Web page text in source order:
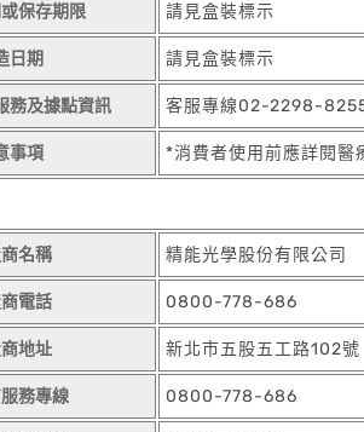
保存期限 請見盒裝標示
日期 請見盒裝標示
務及據點資訊 客服專線02-2298-
事項 *消費者使用前應詳閱醫
名稱 精能光學股份有限公司
電話 0800-778-686
地址 新北市五股五工路102號
務專線 0800-778-686